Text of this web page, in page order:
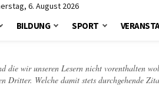
6. August 2026
BILDUNG SPORT
die wir unseren Lesern nicht vorenthalten
Welche damit stets durchgehende